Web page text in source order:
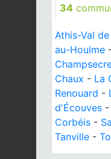
34
Athis-Val
au-Houlme
Chaux - La
Renouard -
d'Écouves -
Corbéis -
Tanville -